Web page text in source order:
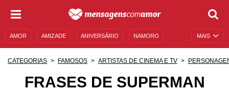
MAIS
AMOR AMIZADE ANIVERSÁRIO NAMORO
CATEGORIAS FAMOSOS ARTISTAS DE CINEMA E TV
FRASES DE SUPERMAN